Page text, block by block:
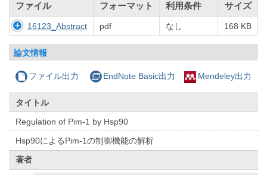
ファイル フォーマット 利用条件 サイズ
16123_Abstract pdf なし 168 KB
論文情報
ファイル出力 EndNote Basic出力 Mendeley出力
タイトル
Regulation of Pim-1 by Hsp90
Hsp90によるPim-1の制御機能の解析
著者